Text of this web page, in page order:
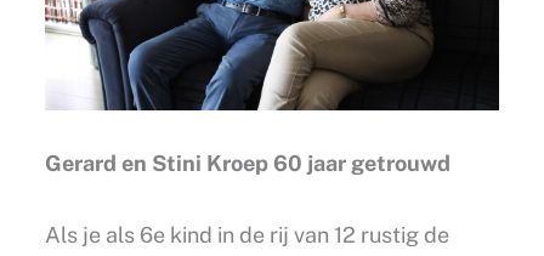
Gerard en Stini Kroep 60 jaar getrouwd
Als je als 6e kind in de rij van 12 rustig de